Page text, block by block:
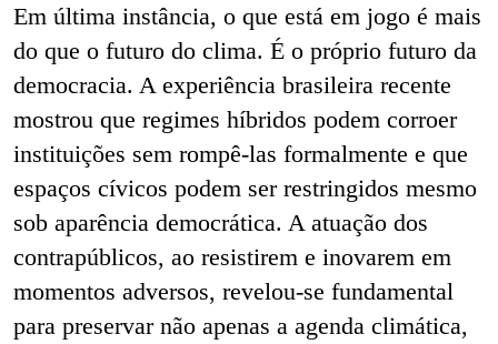
Em última instância, o que está em jogo é mais
do que o futuro do clima. É o próprio futuro da
democracia. A experiência brasileira recente
mostrou que regimes híbridos podem corroer
instituições sem rompê-las formalmente e que
espaços cívicos podem ser restringidos mesmo
sob aparência democrática. A atuação dos
contrapúblicos, ao resistirem e inovarem em
momentos adversos, revelou-se fundamental
para preservar não apenas a agenda climática,